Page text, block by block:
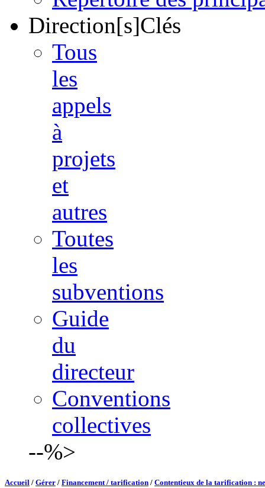
Direction[s]Clés
Tous
les
appels
à
projets
et
autres
Toutes
les
subventions
Guide
du
directeur
Conventions
collectives
--%>
Accueil / Gérer / Financement / tarification / Contentieux de la tarification :